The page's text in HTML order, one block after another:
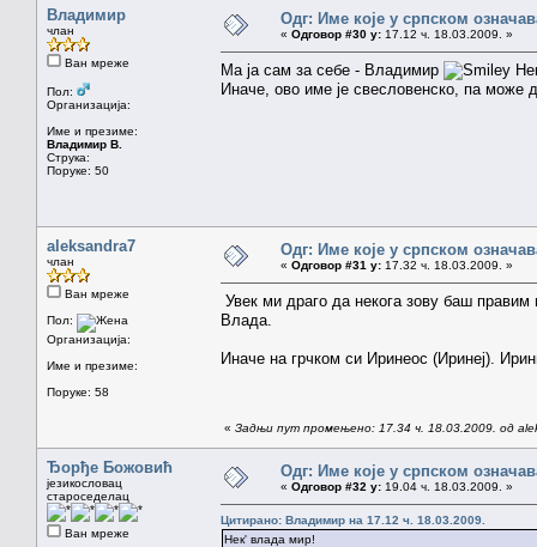
Владимир
члан
Ван мреже
Пол:
Организација:
Име и презиме:
Владимир В.
Струка:
Поруке: 50
Одг: Име које у српском
« Одговор #30 у: 17.12 ч. 18.03.2009. »
Ма ја сам за себе - Владимир
Иначе, ово име је свесловенско, па може
aleksandra7
члан
Ван мреже
Пол:
Организација:
Име и презиме:
Поруке: 58
Одг: Име које у српском
« Одговор #31 у: 17.32 ч. 18.03.2009. »
Увек ми драго да некога зову баш
Влада.
Иначе на грчком си Иринеос (Иринеј).
« Задњи пут промењено: 17.34 ч. 18.03.2009. од
Ђорђе Божовић
језикословац
староседелац
Ван мреже
Одг: Име које у српском
« Одговор #32 у: 19.04 ч. 18.03.2009. »
Цитирано: Владимир на 17.12 ч. 18.03.2009.
Нек' влада мир!